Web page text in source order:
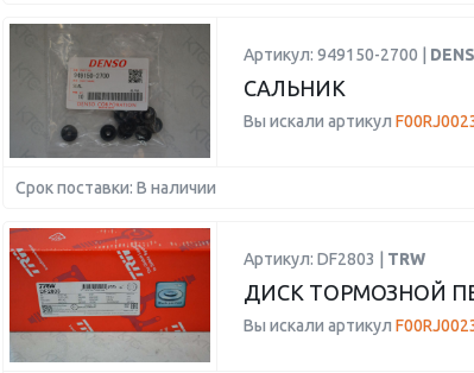
Артикул: 949150-2700 |
САЛЬНИК
Вы искали артикул
Срок поставки: В наличии
Артикул: DF2803 | TRW
ДИСК ТОРМОЗНОЙ
Вы искали артикул